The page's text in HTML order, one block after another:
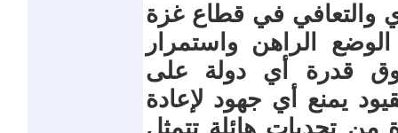
والتعافي في قطاع غزة
الراهن واستمرار
قدرة أي دولة على
يمنع أي جهود لإعادة